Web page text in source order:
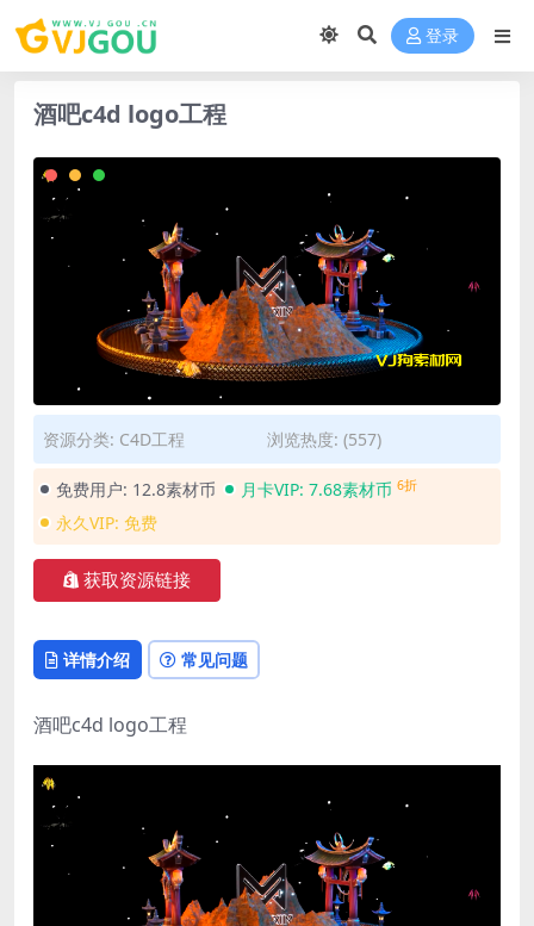
登录
酒吧c4d logo工程
资源分类: C4D工程 浏览热度: (557)
免费用户: 12.8素材币 月卡VIP: 7.68素材币 6折
永久VIP: 免费
获取资源链接
详情介绍 常见问题
酒吧c4d logo工程